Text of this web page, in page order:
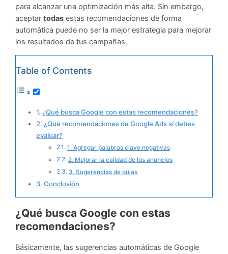
para alcanzar una optimización más alta. Sin embargo,
aceptartodas estas recomendaciones de forma
automática puede no ser la mejor estrategia para mejorar
los resultados de tus campañas.
Table of Contents
¿Qué busca Google con estas recomendaciones?
¿Qué recomendaciones de Google Ads sí debes
evaluar?
1. Agregar palabras clave negativas
2. Mejorar la calidad de los anuncios
3. Sugerencias de pujas
Conclusión
¿Qué busca Google con estas
recomendaciones?
Básicamente, las sugerencias automáticas de Google